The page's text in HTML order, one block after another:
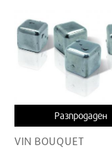
Разпродаден
VIN BOUQUET